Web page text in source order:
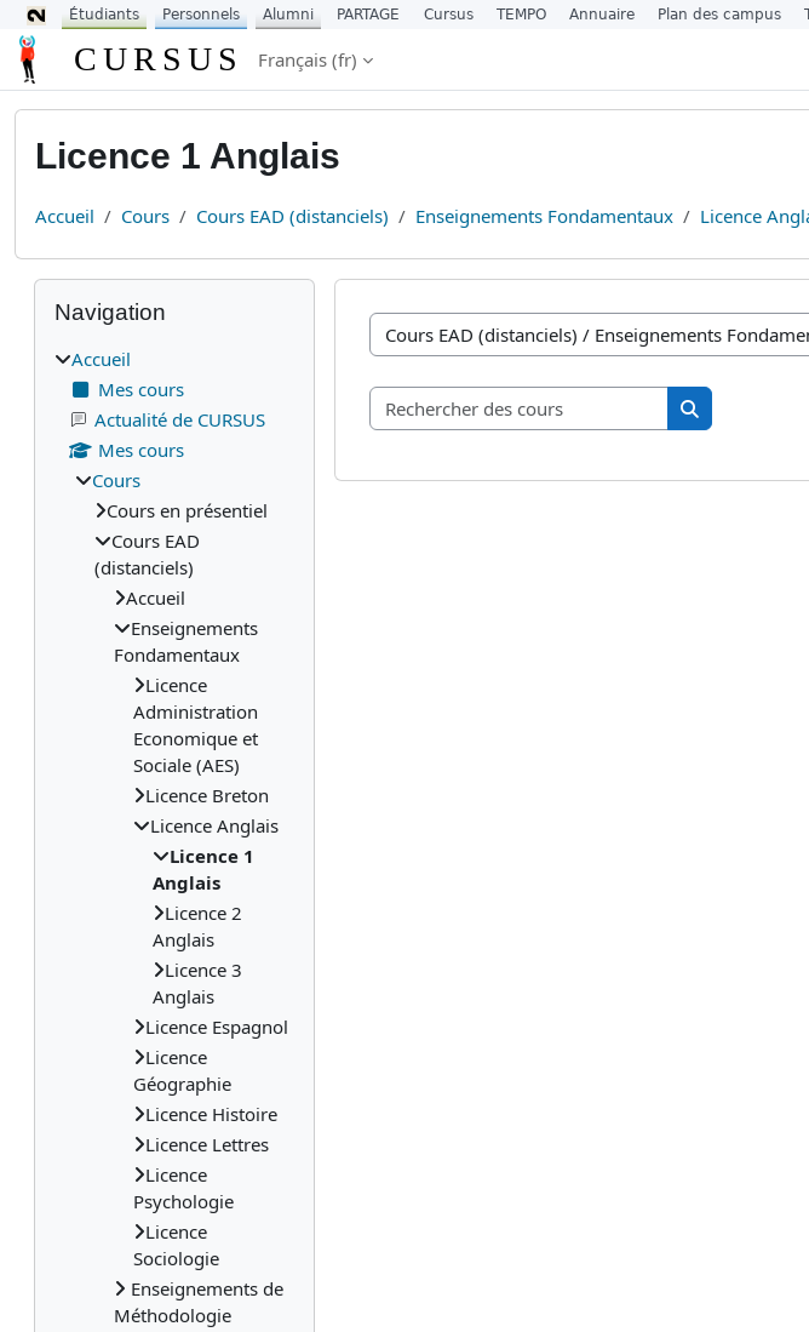
Passer au contenu principal
CURSUS Français ‎(fr)‎
Licence 1 Anglais
Accueil Cours Cours EAD (distanciels) Enseignements Fondamentaux Licence
Catégories de cours
Rechercher des
Rechercher
Blocs
Passer Navigation
Navigation
Accueil
Mes cours
Actualité de CURSUS
Mes cours
Cours
Cours en présentiel
Cours EAD
(distanciels)
Accueil
Enseignements
Fondamentaux
Licence
Administration
Economique et
Sociale (AES)
Licence Breton
Licence Anglais
Licence 1
Anglais
Licence 2
Anglais
Licence 3
Anglais
Licence Espagnol
Licence
Géographie
Licence Histoire
Licence Lettres
Licence
Psychologie
Licence
Sociologie
Enseignements de
Méthodologie
Étudiants Personnels Alumni PARTAGE Cursus TEMPO Annuaire Plan des campus